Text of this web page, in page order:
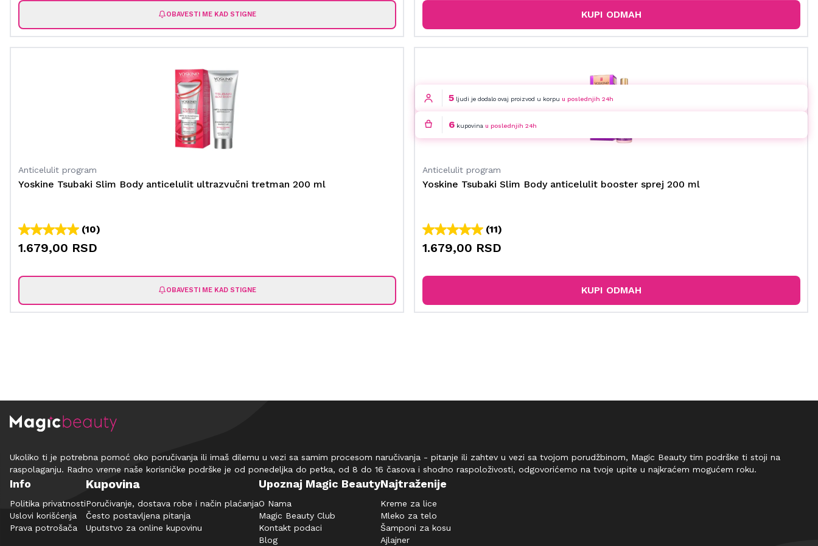
OBAVESTI ME KAD STIGNE KUPI ODMAH
Anticelulit program
Yoskine Tsubaki Slim Body anticelulit ultrazvučni tretman 200 ml
(10)
1.679,00 RSD
OBAVESTI ME KAD STIGNE
5ljudi je dodalo ovaj proizvod u korpu u poslednjih 24h
6kupovina u poslednjih 24h
Anticelulit program
Yoskine Tsubaki Slim Body anticelulit booster sprej 200 ml
(11)
1.679,00 RSD
KUPI ODMAH
Ukoliko ti je potrebna pomoć oko poručivanja ili imaš dilemu u vezi sa samim procesom naručivanja - pitanje ili zahtev u vezi sa tvojom porudžbinom, Magic Beauty tim podrške ti stoji na
raspolaganju. Radno vreme naše korisničke podrške je od ponedeljka do petka, od 8 do 16 časova i shodno raspoloživosti, odgovorićemo na tvoje upite u najkraćem mogućem roku.
Info
Politika privatnosti
Uslovi korišćenja
Prava potrošača
Kupovina
Poručivanje, dostava robe i način plaćanja
Često postavljena pitanja
Uputstvo za online kupovinu
Upoznaj Magic Beauty
O Nama
Magic Beauty Club
Kontakt podaci
Blog
Najtraženije
Kreme za lice
Mleko za telo
Šamponi za kosu
Ajlajner